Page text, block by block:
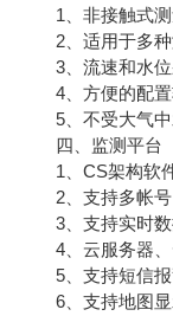
1、非接触式测
2、适用于多种
3、流速和水位
4、方便的配置
5、不受大气中
四、监测平台
1、CS架构软件
2、支持多帐号
3、支持实时数
4、云服务器、
5、支持短信报
6、支持地图显